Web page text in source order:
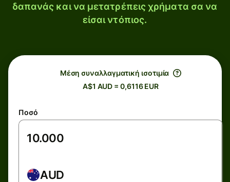
δαπανάς και να μετατρέπεις χρήματα σα να
είσαι ντόπιος.
Μέση συναλλαγματική ισοτιμία
A$1 AUD = 0,6116 EUR
Ποσό
AUD